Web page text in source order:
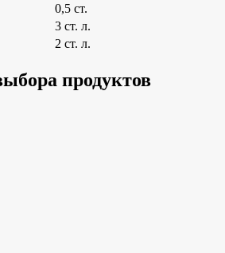
0,5 ст.
3 ст. л.
2 ст. л.
продуктов